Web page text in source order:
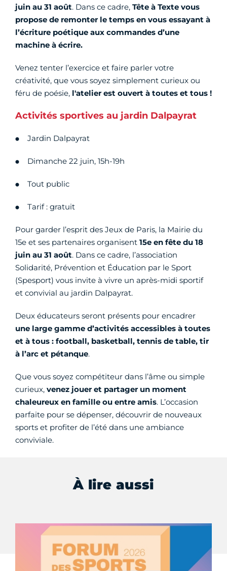
juin au 31 août. Dans ce cadre, Tête à Texte vous
propose de remonter le temps en vous essayant à
l’écriture poétique aux commandes d’une
machine à écrire.
Venez tenter l’exercice et faire parler votre
créativité, que vous soyez simplement curieux ou
féru de poésie, l'atelier est ouvert à toutes et tous !
Activités sportives au jardin Dalpayrat
Jardin Dalpayrat
Dimanche 22 juin, 15h-19h
Tout public
Tarif : gratuit
Pour garder l’esprit des Jeux de Paris, la Mairie du
15e et ses partenaires organisent 15e en fête du 18
juin au 31 août. Dans ce cadre, l’association
Solidarité, Prévention et Éducation par le Sport
(Spesport) vous invite à vivre un après-midi sportif
et convivial au jardin Dalpayrat.
Deux éducateurs seront présents pour encadrer
une large gamme d’activités accessibles à toutes
et à tous : football, basketball, tennis de table, tir
à l’arc et pétanque.
Que vous soyez compétiteur dans l’âme ou simple
curieux, venez jouer et partager un moment
chaleureux en famille ou entre amis. L’occasion
parfaite pour se dépenser, découvrir de nouveaux
sports et profiter de l’été dans une ambiance
conviviale.
À lire aussi